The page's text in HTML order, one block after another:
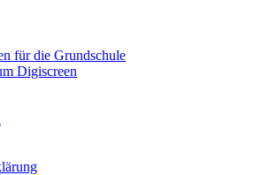
für die Grundschule
Digiscreen